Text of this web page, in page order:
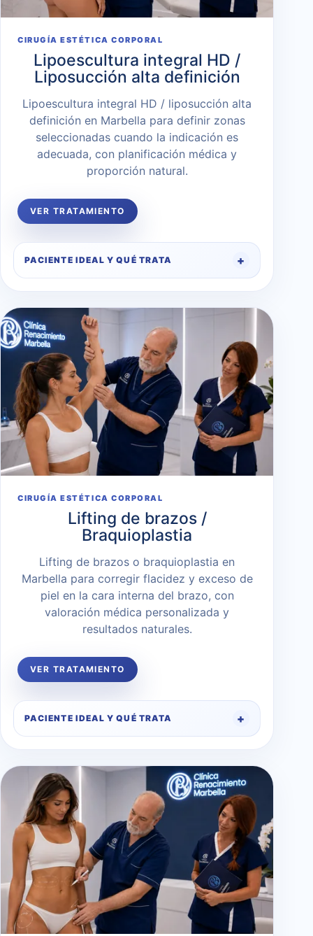
CIRUGÍA ESTÉTICA CORPORAL
Lipoescultura integral HD /
Liposucción alta definición
Lipoescultura integral HD / liposucción alta
definición en Marbella para definir zonas
seleccionadas cuando la indicación es
adecuada, con planificación médica y
proporción natural.
VER TRATAMIENTO
PACIENTE IDEAL Y QUÉ TRATA
CIRUGÍA ESTÉTICA CORPORAL
Lifting de brazos /
Braquioplastia
Lifting de brazos o braquioplastia en
Marbella para corregir flacidez y exceso de
piel en la cara interna del brazo, con
valoración médica personalizada y
resultados naturales.
VER TRATAMIENTO
PACIENTE IDEAL Y QUÉ TRATA